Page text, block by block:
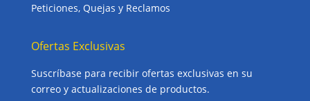
Peticiones, Quejas y Reclamos
Ofertas Exclusivas
Suscríbase para recibir ofertas exclusivas en su
correo y actualizaciones de productos.